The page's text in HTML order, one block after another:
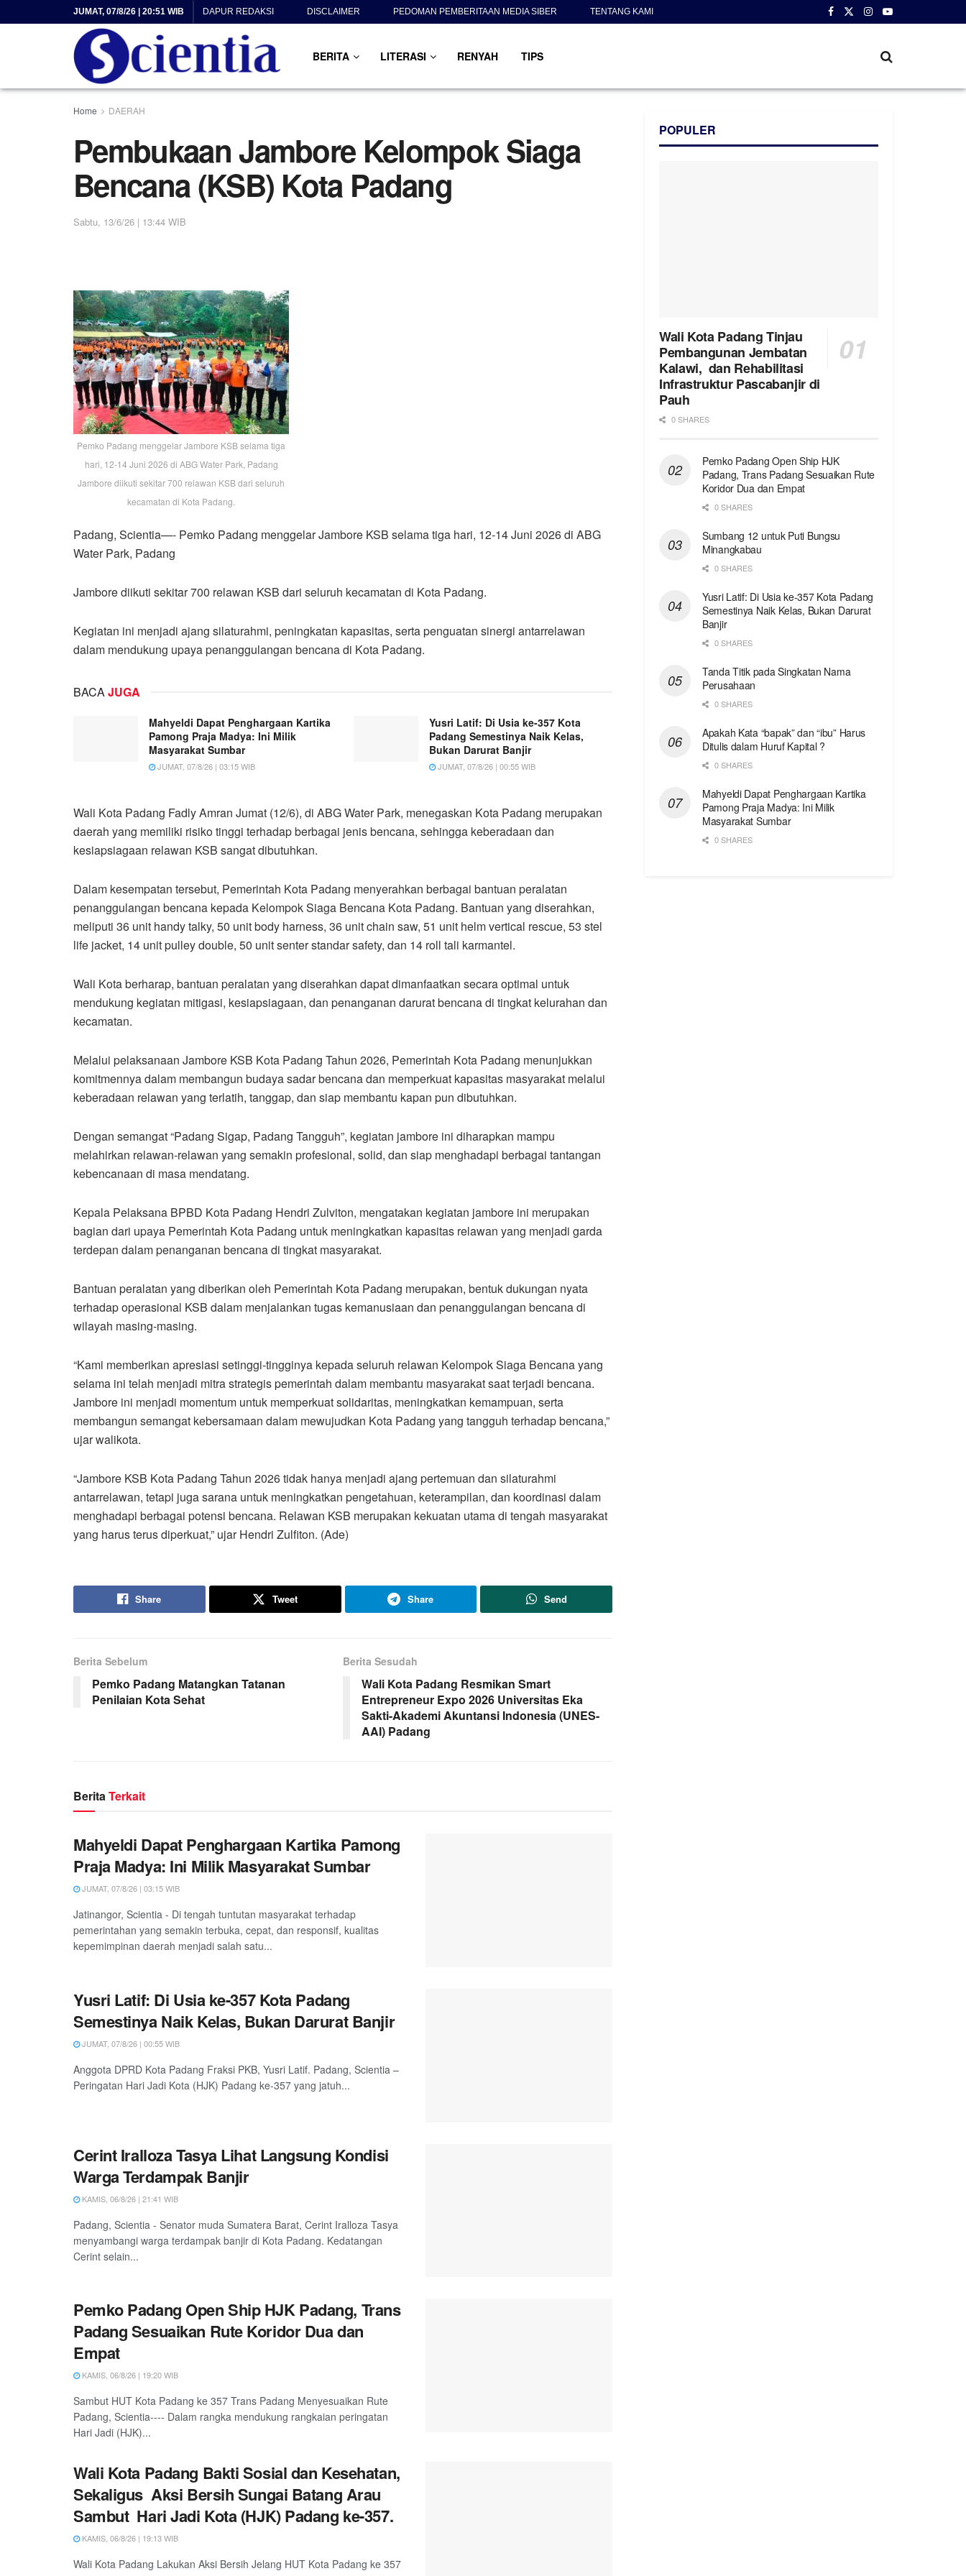
JUMAT, 07/8/26 | 20:51 WIB DAPUR REDAKSI DISCLAIMER PEDOMAN PEMBERITAAN MEDIA SIBER TENTANG KAMI
BERITA LITERASI RENYAH TIPS
Home DAERAH
Pembukaan Jambore Kelompok Siaga
Bencana (KSB) Kota Padang
Sabtu, 13/6/26 | 13:44 WIB
Pemko Padang menggelar Jambore KSB selama tiga
hari, 12-14 Juni 2026 di ABG Water Park, Padang
Jambore diikuti sekitar 700 relawan KSB dari seluruh
kecamatan di Kota Padang.
Padang, Scientia—- Pemko Padang menggelar Jambore KSB selama tiga hari, 12-14 Juni 2026 di ABG
Water Park, Padang
Jambore diikuti sekitar 700 relawan KSB dari seluruh kecamatan di Kota Padang.
Kegiatan ini menjadi ajang silaturahmi, peningkatan kapasitas, serta penguatan sinergi antarrelawan
dalam mendukung upaya penanggulangan bencana di Kota Padang.
BACAJUGA
Mahyeldi Dapat Penghargaan Kartika
Pamong Praja Madya: Ini Milik
Masyarakat Sumbar
JUMAT, 07/8/26 | 03:15 WIB
Yusri Latif: Di Usia ke-357 Kota
Padang Semestinya Naik Kelas,
Bukan Darurat Banjir
JUMAT, 07/8/26 | 00:55 WIB
Wali Kota Padang Fadly Amran Jumat (12/6), di ABG Water Park, menegaskan Kota Padang merupakan
daerah yang memiliki risiko tinggi terhadap berbagai jenis bencana, sehingga keberadaan dan
kesiapsiagaan relawan KSB sangat dibutuhkan.
Dalam kesempatan tersebut, Pemerintah Kota Padang menyerahkan berbagai bantuan peralatan
penanggulangan bencana kepada Kelompok Siaga Bencana Kota Padang. Bantuan yang diserahkan,
meliputi 36 unit handy talky, 50 unit body harness, 36 unit chain saw, 51 unit helm vertical rescue, 53 stel
life jacket, 14 unit pulley double, 50 unit senter standar safety, dan 14 roll tali karmantel.
Wali Kota berharap, bantuan peralatan yang diserahkan dapat dimanfaatkan secara optimal untuk
mendukung kegiatan mitigasi, kesiapsiagaan, dan penanganan darurat bencana di tingkat kelurahan dan
kecamatan.
Melalui pelaksanaan Jambore KSB Kota Padang Tahun 2026, Pemerintah Kota Padang menunjukkan
komitmennya dalam membangun budaya sadar bencana dan memperkuat kapasitas masyarakat melalui
keberadaan relawan yang terlatih, tanggap, dan siap membantu kapan pun dibutuhkan.
Dengan semangat “Padang Sigap, Padang Tangguh”, kegiatan jambore ini diharapkan mampu
melahirkan relawan-relawan yang semakin profesional, solid, dan siap menghadapi berbagai tantangan
kebencanaan di masa mendatang.
Kepala Pelaksana BPBD Kota Padang Hendri Zulviton, mengatakan kegiatan jambore ini merupakan
bagian dari upaya Pemerintah Kota Padang untuk meningkatkan kapasitas relawan yang menjadi garda
terdepan dalam penanganan bencana di tingkat masyarakat.
Bantuan peralatan yang diberikan oleh Pemerintah Kota Padang merupakan, bentuk dukungan nyata
terhadap operasional KSB dalam menjalankan tugas kemanusiaan dan penanggulangan bencana di
wilayah masing-masing.
“Kami memberikan apresiasi setinggi-tingginya kepada seluruh relawan Kelompok Siaga Bencana yang
selama ini telah menjadi mitra strategis pemerintah dalam membantu masyarakat saat terjadi bencana.
Jambore ini menjadi momentum untuk memperkuat solidaritas, meningkatkan kemampuan, serta
membangun semangat kebersamaan dalam mewujudkan Kota Padang yang tangguh terhadap bencana,”
ujar walikota.
“Jambore KSB Kota Padang Tahun 2026 tidak hanya menjadi ajang pertemuan dan silaturahmi
antarrelawan, tetapi juga sarana untuk meningkatkan pengetahuan, keterampilan, dan koordinasi dalam
menghadapi berbagai potensi bencana. Relawan KSB merupakan kekuatan utama di tengah masyarakat
yang harus terus diperkuat,” ujar Hendri Zulfiton. (Ade)
Share Tweet Share Send
Berita Sebelum
Pemko Padang Matangkan Tatanan
Penilaian Kota Sehat
Berita Sesudah
Wali Kota Padang Resmikan Smart
Entrepreneur Expo 2026 Universitas Eka
Sakti-Akademi Akuntansi Indonesia (UNES-
AAI) Padang
BeritaTerkait
Mahyeldi Dapat Penghargaan Kartika Pamong
Praja Madya: Ini Milik Masyarakat Sumbar
JUMAT, 07/8/26 | 03:15 WIB
Jatinangor, Scientia - Di tengah tuntutan masyarakat terhadap
pemerintahan yang semakin terbuka, cepat, dan responsif, kualitas
kepemimpinan daerah menjadi salah satu...
Yusri Latif: Di Usia ke-357 Kota Padang
Semestinya Naik Kelas, Bukan Darurat Banjir
JUMAT, 07/8/26 | 00:55 WIB
Anggota DPRD Kota Padang Fraksi PKB, Yusri Latif. Padang, Scientia –
Peringatan Hari Jadi Kota (HJK) Padang ke-357 yang jatuh...
Cerint Iralloza Tasya Lihat Langsung Kondisi
Warga Terdampak Banjir
KAMIS, 06/8/26 | 21:41 WIB
Padang, Scientia - Senator muda Sumatera Barat, Cerint Iralloza Tasya
menyambangi warga terdampak banjir di Kota Padang. Kedatangan
Cerint selain...
Pemko Padang Open Ship HJK Padang, Trans
Padang Sesuaikan Rute Koridor Dua dan
Empat
KAMIS, 06/8/26 | 19:20 WIB
Sambut HUT Kota Padang ke 357 Trans Padang Menyesuaikan Rute
Padang, Scientia---- Dalam rangka mendukung rangkaian peringatan
Hari Jadi (HJK)...
Wali Kota Padang Bakti Sosial dan Kesehatan,
Sekaligus Aksi Bersih Sungai Batang Arau
Sambut Hari Jadi Kota (HJK) Padang ke-357.
KAMIS, 06/8/26 | 19:13 WIB
Wali Kota Padang Lakukan Aksi Bersih Jelang HUT Kota Padang ke 357
POPULER
Wali Kota Padang Tinjau
Pembangunan Jembatan
Kalawi, dan Rehabilitasi
Infrastruktur Pascabanjir di
Pauh
0 SHARES
Pemko Padang Open Ship HJK
Padang, Trans Padang Sesuaikan Rute
Koridor Dua dan Empat
0 SHARES
Sumbang 12 untuk Puti Bungsu
Minangkabau
0 SHARES
Yusri Latif: Di Usia ke-357 Kota Padang
Semestinya Naik Kelas, Bukan Darurat
Banjir
0 SHARES
Tanda Titik pada Singkatan Nama
Perusahaan
0 SHARES
Apakah Kata “bapak” dan “ibu” Harus
Ditulis dalam Huruf Kapital ?
0 SHARES
Mahyeldi Dapat Penghargaan Kartika
Pamong Praja Madya: Ini Milik
Masyarakat Sumbar
0 SHARES